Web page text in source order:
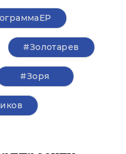
#Золотарев
#Зоря